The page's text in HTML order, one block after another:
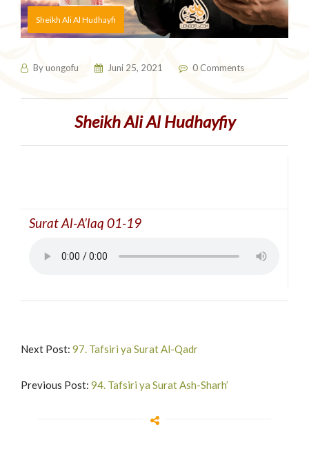
Sheikh Ali Al Hudhayfi
Byuongofu Juni 25, 2021 0 Comments
Sheikh Ali Al Hudhayfiy
Surat Al-A’laq 01-19
Next Post: 97. Tafsiri ya Surat Al-Qadr
Previous Post: 94. Tafsiri ya Surat Ash-Sharh’